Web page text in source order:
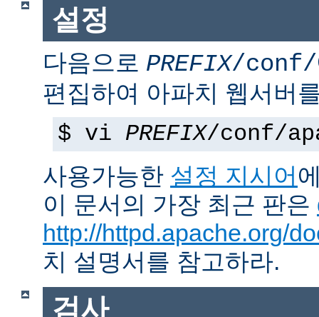
설정
다음으로 PREFIX/conf/
편집하여 아파치 웹서버
$ vi PREFIX/conf/
사용가능한 설정 지시어
이 문서의 가장 최근 판은
http://httpd.apache.org/
치 설명서를 참고하라.
검사